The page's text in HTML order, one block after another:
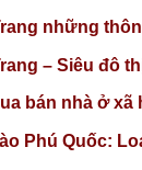
những
– Siêu đô
bán nhà ở xã
Phú Quốc: